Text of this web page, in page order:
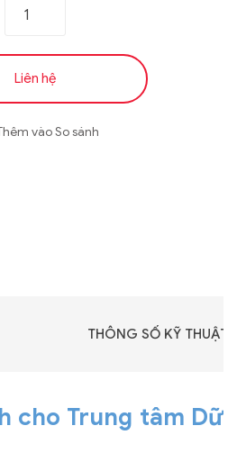
Liên hệ
vào So sánh
THÔNG SỐ KỸ THUẬT
cho Trung tâm Dữ